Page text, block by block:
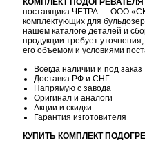
КОМПЛЕКТ ПОДОГРЕВАТЕЛЯ
поставщика ЧЕТРА — ООО
комплектующих для
нашем каталоге деталей и
продукции требует
его объемом и условиями
Всегда наличии и под заказ
Доставка РФ и СНГ
Напрямую с завода
Оригинал и аналоги
Акции и скидки
Гарантия изготовителя
КУПИТЬ КОМПЛЕКТ